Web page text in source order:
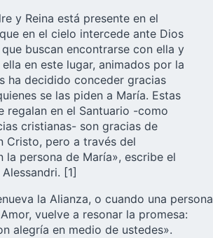
y Reina está presente en el
en el cielo intercede ante Dios
buscan encontrarse con ella y
en este lugar, animados por la
ha decidido conceder gracias
se las piden a María. Estas
regalan en el Santuario -como
cristianas- son gracias de
Cristo, pero a través del
la persona de María», escribe el
[1]
la Alianza, o cuando una persona
vuelve a resonar la promesa:
alegría en medio de ustedes».